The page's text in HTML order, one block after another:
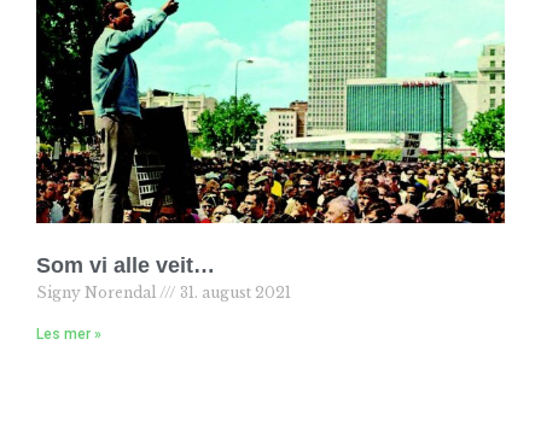
Som vi alle veit…
Signy Norendal 31. august 2021
Les mer »